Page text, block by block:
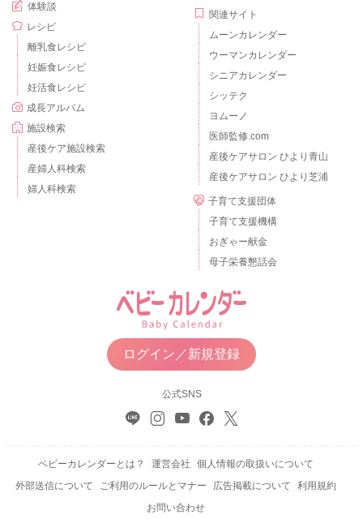
体験談
レシピ
離乳食レシピ
妊娠食レシピ
妊活食レシピ
成長アルバム
施設検索
産後ケア施設検索
産婦人科検索
婦人科検索
関連サイト
ムーンカレンダー
ウーマンカレンダー
シニアカレンダー
シッテク
ヨムーノ
医師監修.com
産後ケアサロン ひより青山
産後ケアサロン ひより芝浦
子育て支援団体
子育て支援機構
おぎゃー献金
母子栄養懇話会
ログイン／新規登録
公式SNS
ベビーカレンダーとは？ 運営会社
個人情報の取扱いについて
外部送信について
ご利用のルールとマナー 広告掲載について
利用規約
お問い合わせ